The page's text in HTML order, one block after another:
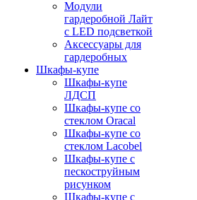
Модули
гардеробной Лайт
с LED подсветкой
Аксессуары для
гардеробных
Шкафы-купе
Шкафы-купе
ЛДСП
Шкафы-купе со
стеклом Oracal
Шкафы-купе со
стеклом Lacobel
Шкафы-купе с
пескоструйным
рисунком
Шкафы-купе с